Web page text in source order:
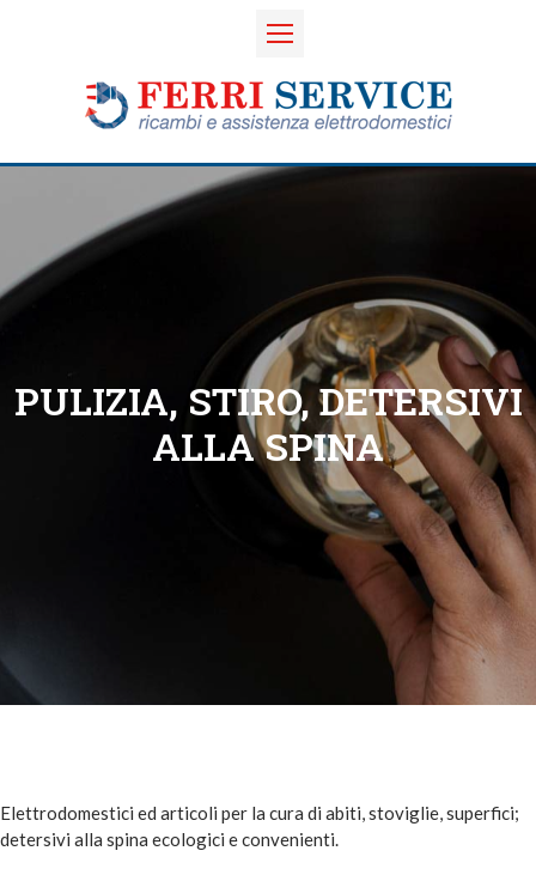
PULIZIA, STIRO, DETERSIVI
ALLA SPINA
Elettrodomestici ed articoli per la cura di abiti, stoviglie, superfici;
detersivi alla spina ecologici e convenienti.